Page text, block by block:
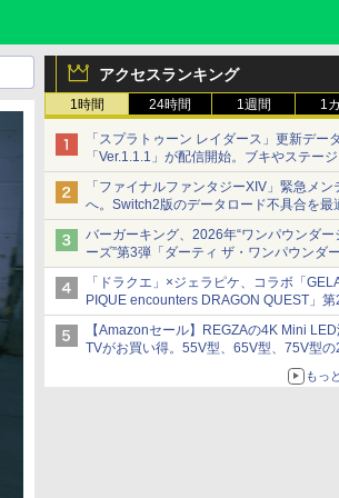
アクセスランキング
1時間 24時間 1週間 1
「スプラトゥーン レイダース」更新データ
「Ver.1.1.1」が配信開始。ブキやステー
する不具合を修正
「ファイナルファンタジーXIV」緊急メン
へ。Switch2版のデータロード不具合を最
バーガーキング、2026年“ワンパウンダー
ーズ”第3弾「ダーティ ザ・ワンパウンダ
8月7日発売
「特製ガーリックマヨソース」を使用した
型チーズバーガー
「ドラクエ」×ジェラピケ、コラボ「
PIQUE encounters DRAGON QUEST」第
本日発売
アイスカップに入ったスライムやわたぼ
ビーサタンなどがオリジナルアートで登場
【Amazonセール】REGZAの4K Mini
TVがお買い得。55V型、65V型、75V型
もっ